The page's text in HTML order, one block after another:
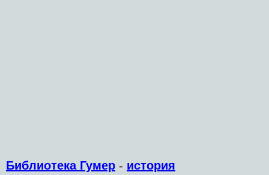
Библиотека Гумер - история